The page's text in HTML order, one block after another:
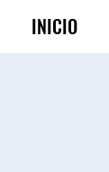
INICIO